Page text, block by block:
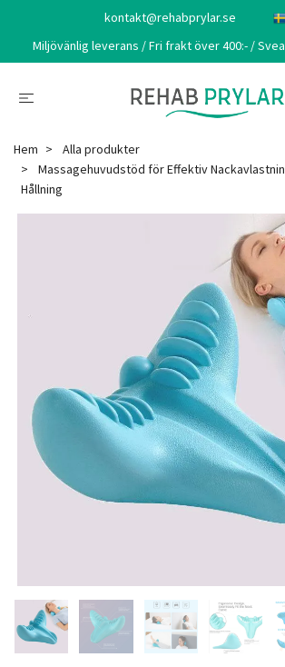
kontakt@rehabprylar.se
Miljövänlig leverans / Fri frakt över 400:- /
Hem
Alla produkter
Massagehuvudstöd för Effektiv
Hållning